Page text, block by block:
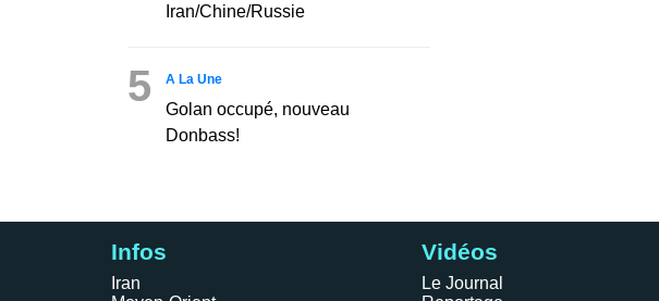
Iran/Chine/Russie
5 A La Une
Golan occupé, nouveau
Donbass!
Infos
Iran
Vidéos
Le Journal